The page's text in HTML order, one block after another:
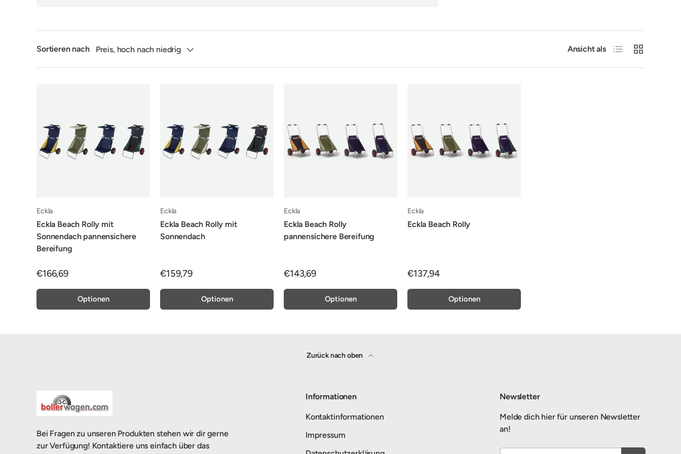
Sortieren nach Preis, hoch nach niedrig Ansicht als ProduktlisteProduktraster
Eckla
Eckla Beach Rolly mit
Sonnendach pannensichere
Bereifung
€166,69
Optionen
Eckla
Eckla Beach Rolly mit
Sonnendach
€159,79
Optionen
Eckla
Eckla Beach Rolly
pannensichere Bereifung
€143,69
Optionen
Eckla
Eckla Beach Rolly
€137,94
Optionen
Zurück nach oben
Bei Fragen zu unseren Produkten stehen wir dir gerne
zur Verfügung! Kontaktiere uns einfach über das
Informationen
Kontaktinformationen
Impressum
Newsletter
Melde dich hier für unseren Newsletter
an!